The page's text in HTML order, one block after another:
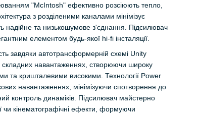
"McIntosh" ефективно розсіюють тепло,
з розділеними каналами мінімізує
надійне та низькошумове з'єднання. Підсилювач
елементом будь-якої hi-fi інсталяції.
завдяки автотрансформерній схемі Unity
складних навантаженнях, створюючи широку
та кришталевими високими. Технології Power
навантаженнях, мінімізуючи спотворення до
контроль динаміків. Підсилювач майстерно
чи кінематографічні ефекти, формуючи